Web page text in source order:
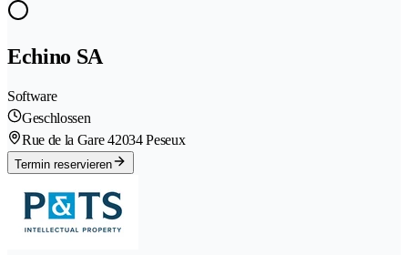
Echino SA
Software
Geschlossen
Rue de la Gare 42034 Peseux
Termin reservieren